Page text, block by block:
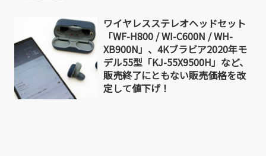
ワイヤレスステレオヘッドセット
「WF-H800 / WI-C600N / WH-
XB900N」、4Kブラビア2020年モ
デル55型「KJ-55X9500H」など、
販売終了にともない販売価格を改
定して値下げ！